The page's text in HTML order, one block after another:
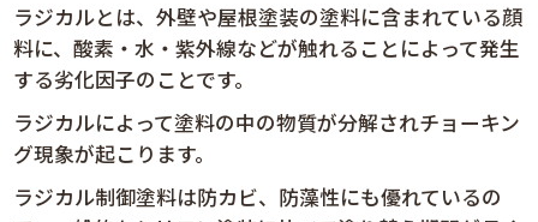
ラジカルとは、外壁や屋根塗装の塗料に含まれている顔
料に、酸素・水・紫外線などが触れることによって発生
する劣化因子のことです。
ラジカルによって塗料の中の物質が分解されチョーキン
グ現象が起こります。
ラジカル制御塗料は防カビ、防藻性にも優れているの